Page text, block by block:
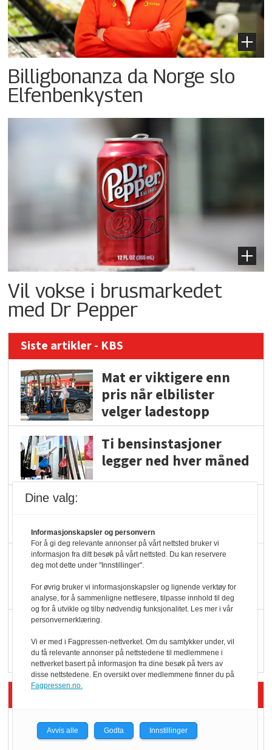
Billigbonanza da Norge slo
Elfenbenkysten
Vil vokse i brusmarkedet
med Dr Pepper
Siste artikler - KBS
Mat er viktigere enn
pris når elbilister
velger ladestopp
Ti bensinstasjoner
legger ned hver måned
KBS-bransjen i
serveringstilbud
Vokser med ferdigmat
i dagligvare
Siste artikler - Butikk i praksis
Rema-flaggskip
dundrer videre
Dine valg:
Informasjonskapsler og personvern
For å gi deg relevante annonser på vårt nettsted bruker vi
informasjon fra ditt besøk på vårt nettsted. Du kan reservere
deg mot dette under "Innstillinger".
For øvrig bruker vi informasjonskapsler og lignende verktøy for
analyse, for å sammenligne nettlesere, tilpasse innhold til deg
og for å utvikle og tilby nødvendig funksjonalitet. Les mer i vår
personvernerklæring.
Vi er med i Fagpressen-nettverket. Om du samtykker under, vil
du få relevante annonser på nettstedene til medlemmene i
nettverket basert på informasjon fra dine besøk på tvers av
disse nettstedene. En oversikt over medlemmene finner du på
Fagpressen.no.
Avvis alle Godta Innstillinger